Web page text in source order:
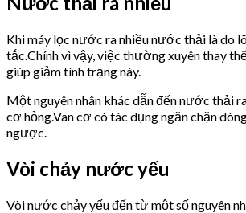
Khi máy lọc nước ra nhiều nước thải là do
tắc.Chính vì vậy, việc thường xuyên thay
giúp giảm tình trạng này.
Một nguyên nhân khác dẫn đến nước thải
cơ hỏng.Van cơ có tác dụng ngăn chặn
ngược.
Vòi chảy nước yếu
Vòi nước chảy yếu đến từ một số nguyên